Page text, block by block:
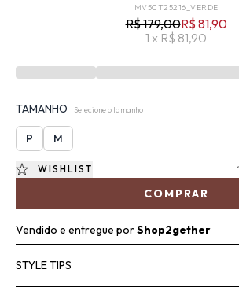
MV5CT25216_VERDE
R$ 179,00R$ 81,90
1 x R$ 81,90
TAMANHO Selecione o tamanho
P M
COMPRAR
WISHLIST
Vendido e entregue porShop2gether
STYLE TIPS